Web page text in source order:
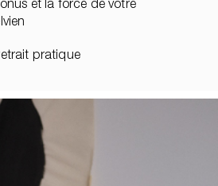
et la force de votre
pratique